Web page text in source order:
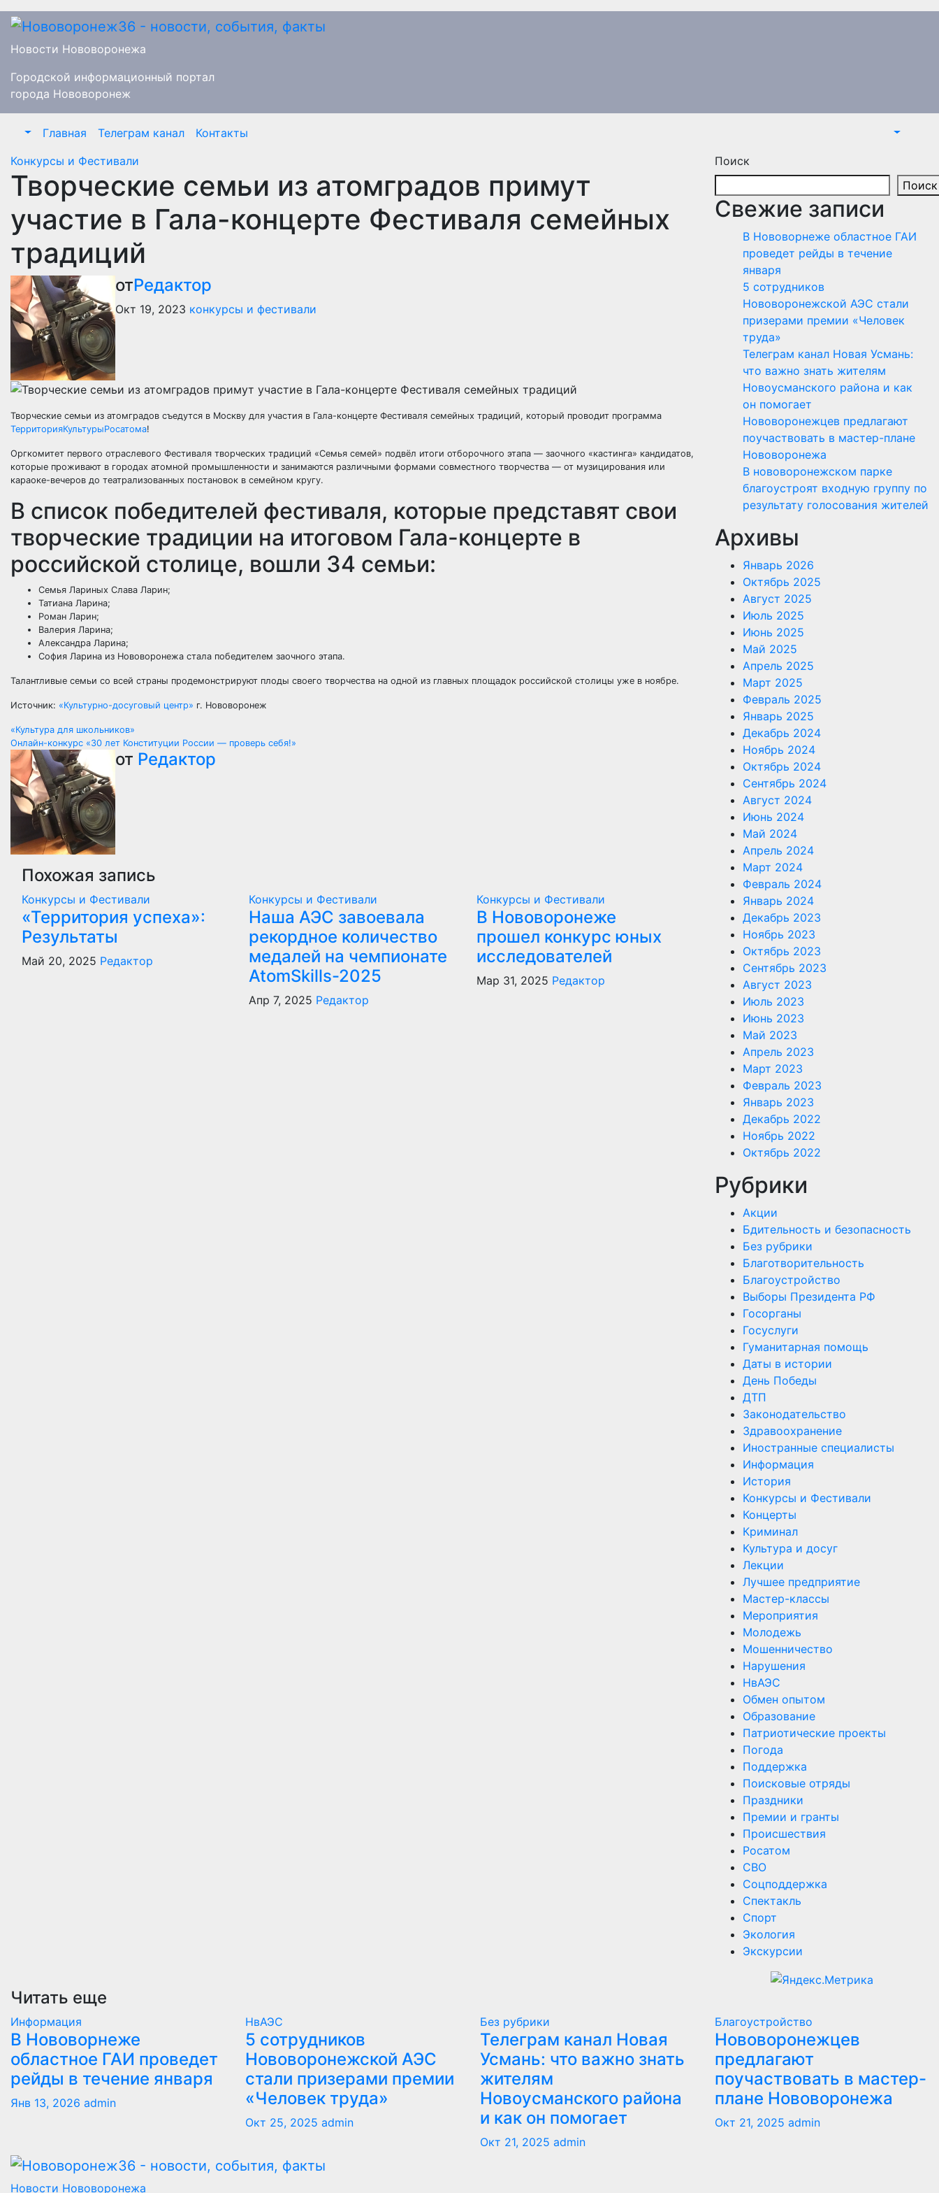
Перейти
содержимому
Новости Нововоронежа
Городской информационный портал
города Нововоронеж
Главная Телеграм канал
Контакты
Конкурсы и Фестивали
Творческие семьи из атомградов примут
участие в Гала-концерте Фестиваля семейных
традиций
отРедактор
Окт 19, 2023 конкурсы и фестивали
Творческие семьи из атомградов съедутся в Москву для участия в Гала-концерте Фестиваля семейных традиций, который проводит программа
ТерриторияКультурыРосатома!
Оргкомитет первого отраслевого Фестиваля творческих традиций «Семья семей» подвёл итоги отборочного этапа — заочного «кастинга» кандидатов,
которые проживают в городах атомной промышленности и занимаются различными формами совместного творчества — от музицирования или
караоке-вечеров до театрализованных постановок в семейном кругу.
В список победителей фестиваля, которые представят свои
творческие традиции на итоговом Гала-концерте в
российской столице, вошли 34 семьи:
Семья Лариных Слава Ларин;
Татиана Ларина;
Роман Ларин;
Валерия Ларина;
Александра Ларина;
София Ларина из Нововоронежа стала победителем заочного этапа.
Талантливые семьи со всей страны продемонстрируют плоды своего творчества на одной из главных площадок российской столицы уже в ноябре.
Источник: «Культурно-досуговый центр» г. Нововоронеж
Навигация
по
записям
«Культура для школьников»
Онлайн-конкурс «30 лет Конституции России — проверь себя!»
от Редактор
Похожая запись
Конкурсы и Фестивали
«Территория успеха»:
Результаты
Май 20, 2025 Редактор
Конкурсы и Фестивали
Наша АЭС завоевала
рекордное количество
медалей на чемпионате
AtomSkills-2025
Апр 7, 2025 Редактор
Конкурсы и Фестивали
В Нововоронеже
прошел конкурс юных
исследователей
Мар 31, 2025 Редактор
Поиск
Поиск
Свежие записи
В Нововорнеже областное ГАИ
проведет рейды в течение
января
5 сотрудников
Нововоронежской АЭС стали
призерами премии «Человек
труда»
Телеграм канал Новая Усмань:
что важно знать жителям
Новоусманского района и как
он помогает
Нововоронежцев предлагают
поучаствовать в мастер-плане
Нововоронежа
В нововоронежском парке
благоустроят входную группу по
результату голосования жителей
Архивы
Январь 2026
Октябрь 2025
Август 2025
Июль 2025
Июнь 2025
Май 2025
Апрель 2025
Март 2025
Февраль 2025
Январь 2025
Декабрь 2024
Ноябрь 2024
Октябрь 2024
Сентябрь 2024
Август 2024
Июнь 2024
Май 2024
Апрель 2024
Март 2024
Февраль 2024
Январь 2024
Декабрь 2023
Ноябрь 2023
Октябрь 2023
Сентябрь 2023
Август 2023
Июль 2023
Июнь 2023
Май 2023
Апрель 2023
Март 2023
Февраль 2023
Январь 2023
Декабрь 2022
Ноябрь 2022
Октябрь 2022
Рубрики
Акции
Бдительность и безопасность
Без рубрики
Благотворительность
Благоустройство
Выборы Президента РФ
Госорганы
Госуслуги
Гуманитарная помощь
Даты в истории
День Победы
ДТП
Законодательство
Здравоохранение
Иностранные специалисты
Информация
История
Конкурсы и Фестивали
Концерты
Криминал
Культура и досуг
Лекции
Лучшее предприятие
Мастер-классы
Мероприятия
Молодежь
Мошенничество
Нарушения
НвАЭС
Обмен опытом
Образование
Патриотические проекты
Погода
Поддержка
Поисковые отряды
Праздники
Премии и гранты
Происшествия
Росатом
СВО
Соцподдержка
Спектакль
Спорт
Экология
Экскурсии
Читать еще
Информация
В Нововорнеже
областное ГАИ проведет
рейды в течение января
Янв 13, 2026 admin
НвАЭС
5 сотрудников
Нововоронежской АЭС
стали призерами премии
«Человек труда»
Окт 25, 2025 admin
Без рубрики
Телеграм канал Новая
Усмань: что важно знать
жителям
Новоусманского района
и как он помогает
Окт 21, 2025 admin
Благоустройство
Нововоронежцев
предлагают
поучаствовать в мастер-
плане Нововоронежа
Окт 21, 2025 admin
Новости Нововоронежа